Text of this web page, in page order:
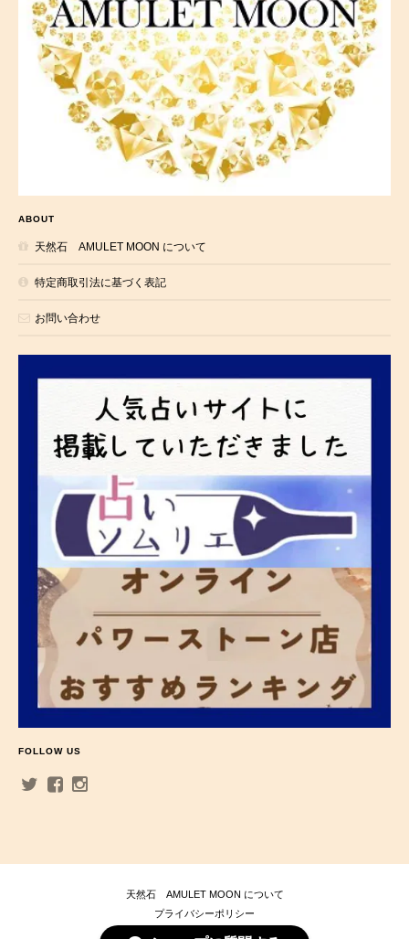
ABOUT
天然石 AMULET MOON について
特定商取引法に基づく表記
お問い合わせ
FOLLOW US
天然石 AMULET MOON について
プライバシーポリシー